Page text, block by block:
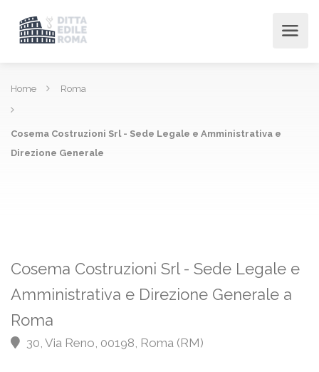
Home Roma
Cosema Costruzioni Srl - Sede Legale e Amministrativa e
Direzione Generale
Cosema Costruzioni Srl - Sede Legale e
Amministrativa e Direzione Generale a
Roma
30, Via Reno, 00198, Roma (RM)